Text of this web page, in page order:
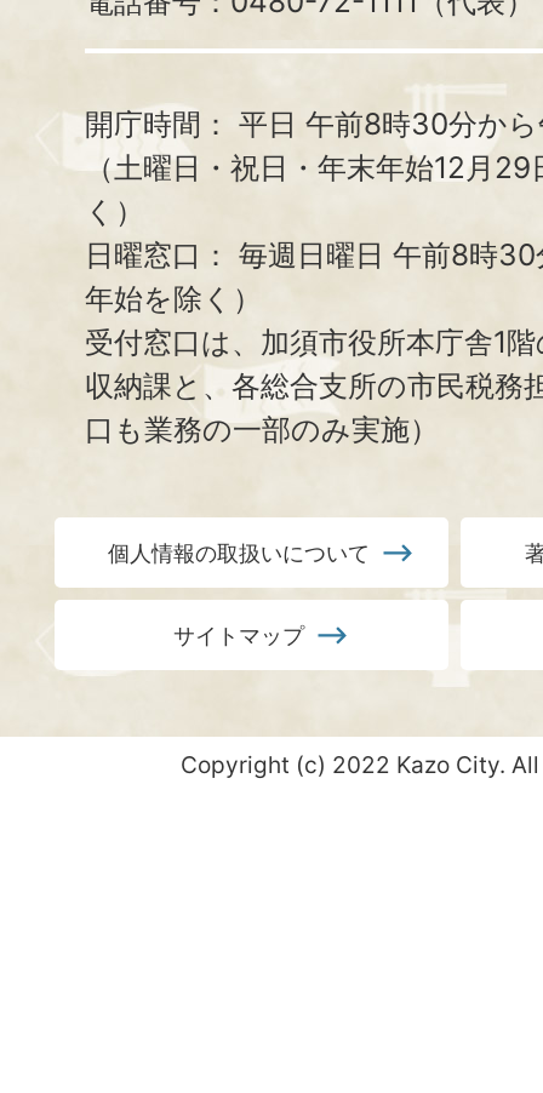
開庁時間： 平日 午前8時30分か
（土曜日・祝日・年末年始12月
く）
日曜窓口： 毎週日曜日 午前8時
年始を除く）
受付窓口は、加須市役所本庁舎1
収納課と、 各総合支所の市民税務
口も業務の一部のみ実施）
個人情報の取扱いについて
サイトマップ
Copyright (c) 2022 Kazo City.